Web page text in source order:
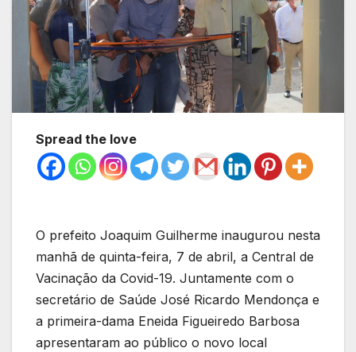
Spread the love
O prefeito Joaquim Guilherme inaugurou nesta
manhã de quinta-feira, 7 de abril, a Central de
Vacinação da Covid-19. Juntamente com o
secretário de Saúde José Ricardo Mendonça e
a primeira-dama Eneida Figueiredo Barbosa
apresentaram ao público o novo local